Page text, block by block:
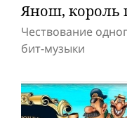
Янош, король
Чествование
бит-музыки